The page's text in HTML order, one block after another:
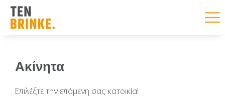
Ακίνητα
Επιλέξτε την επόμενη σας κατοικία!